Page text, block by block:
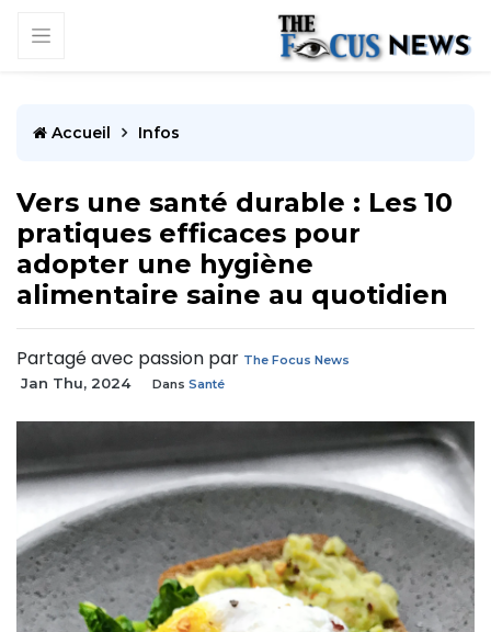
Accueil Infos
Vers une santé durable : Les 10
pratiques efficaces pour
adopter une hygiène
alimentaire saine au quotidien
Partagé avec passion par The Focus News
Jan Thu, 2024 Dans Santé